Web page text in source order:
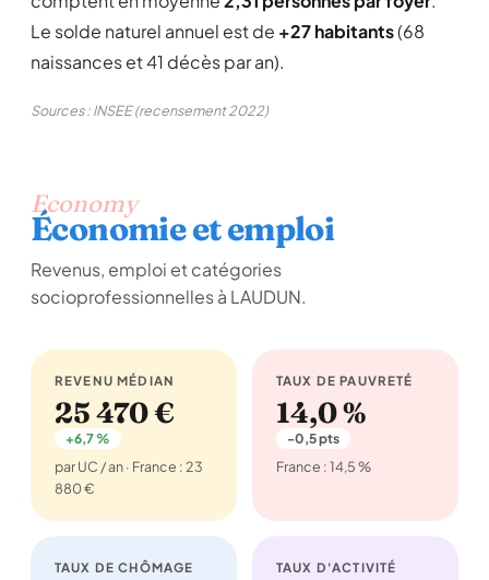
Le solde naturel annuel est de +27 habitants(68
naissances et 41 décès par an).
Sources : INSEE (recensement 2022)
Economy
Économie et emploi
Revenus, emploi et catégories
socioprofessionnelles à LAUDUN.
REVENU MÉDIAN
25 470 €
+6,7 %
par UC / an · France : 23
880 €
TAUX DE PAUVRETÉ
14,0 %
-0,5 pts
France : 14,5 %
TAUX DE CHÔMAGE TAUX D'ACTIVITÉ